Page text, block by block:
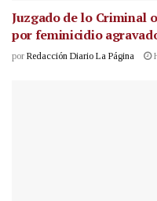
Juzgado de lo Criminal
por feminicidio
por Redacción Diario La Página